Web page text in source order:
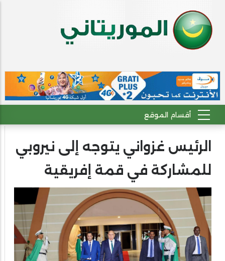
الرئيس غزواني يتوجه إلى نيروبي
للمشاركة في قمة إفريقية